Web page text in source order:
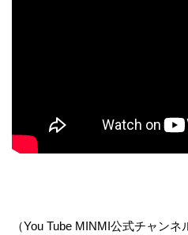
（You Tube MINMI公式チャン